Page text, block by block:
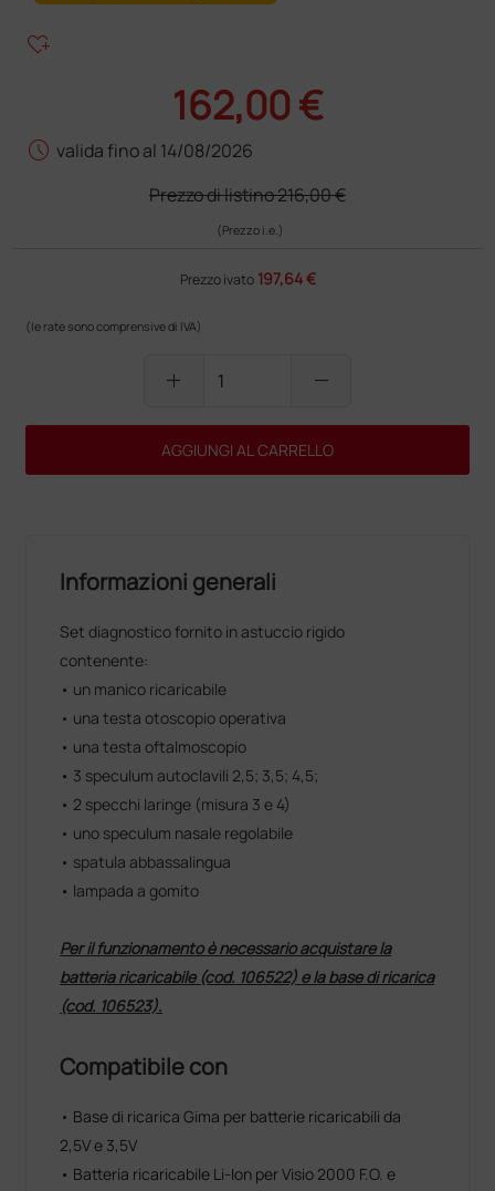
heart_plus
162,00 €
schedule valida fino al 14/08/2026
Prezzo di listino216,00 €
(Prezzo i.e.)
Prezzo ivato 197,64 €
(le rate sono comprensive di IVA)
add remove
AGGIUNGI AL CARRELLO
Informazioni generali
Set diagnostico fornito in astuccio rigido
contenente:
• un manico ricaricabile
• una testa otoscopio operativa
• una testa oftalmoscopio
• 3 speculum autoclavili 2,5; 3,5; 4,5;
• 2 specchi laringe (misura 3 e 4)
• uno speculum nasale regolabile
• spatula abbassalingua
• lampada a gomito
Per il funzionamento è necessario acquistare la
batteria ricaricabile (cod. 106522) e la base di ricarica
(cod. 106523).
Compatibile con
• Base di ricarica Gima per batterie ricaricabili da
2,5V e 3,5V
• Batteria ricaricabile Li-Ion per Visio 2000 F.O. e